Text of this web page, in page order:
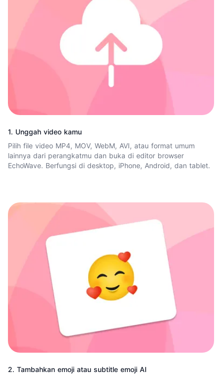
1. Unggah video kamu
Pilih file video MP4, MOV, WebM, AVI, atau format umum
lainnya dari perangkatmu dan buka di editor browser
EchoWave. Berfungsi di desktop, iPhone, Android, dan tablet.
2. Tambahkan emoji atau subtitle emoji AI